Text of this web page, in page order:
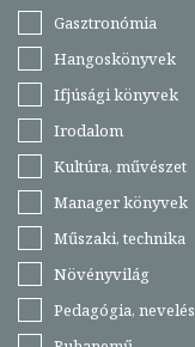
Gasztronómia
Hangoskönyvek
Ifjúsági könyvek
Irodalom
Kultúra, művészet
Manager könyvek
Műszaki, technika
Növényvilág
Pedagógia, nevelés